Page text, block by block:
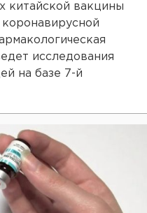
китайской вакцины
исследования
на базе 7-й